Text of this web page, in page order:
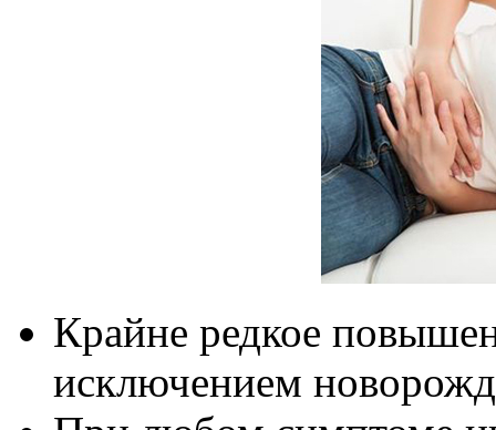
Крайне редкое
исключением